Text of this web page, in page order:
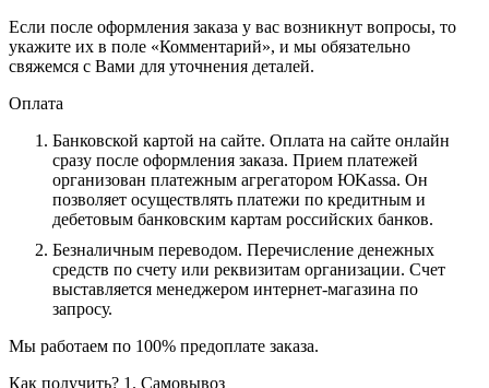
Если после оформления заказа у вас возникнут вопросы, то
укажите их в поле «Комментарий», и мы обязательно
свяжемся с Вами для уточнения деталей.
Оплата
Банковской картой на сайте. Оплата на сайте онлайн
сразу после оформления заказа. Прием платежей
организован платежным агрегатором ЮKassa. Он
позволяет осуществлять платежи по кредитным и
дебетовым банковским картам российских банков.
Безналичным переводом. Перечисление денежных
средств по счету или реквизитам организации. Счет
выставляется менеджером интернет-магазина по
запросу.
Мы работаем по 100% предоплате заказа.
Как получить? 1. Самовывоз